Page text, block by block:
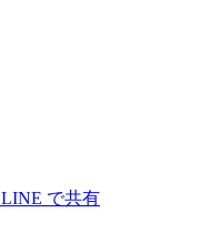
LINE で共有